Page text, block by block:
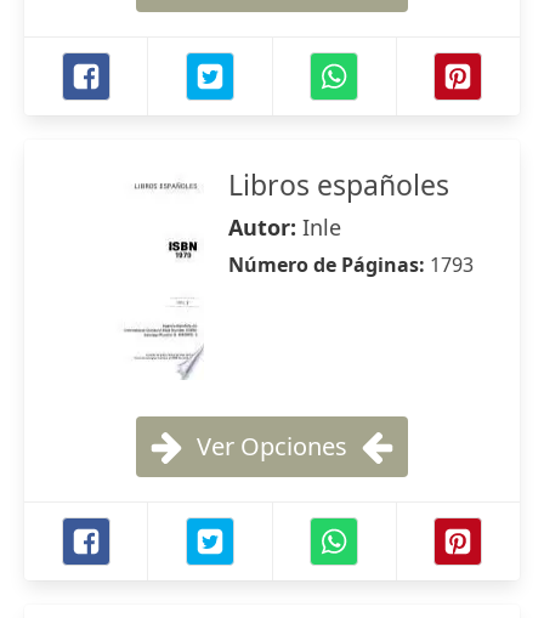
Libros españoles
Autor: Inle
Número de Páginas: 1793
Ver Opciones